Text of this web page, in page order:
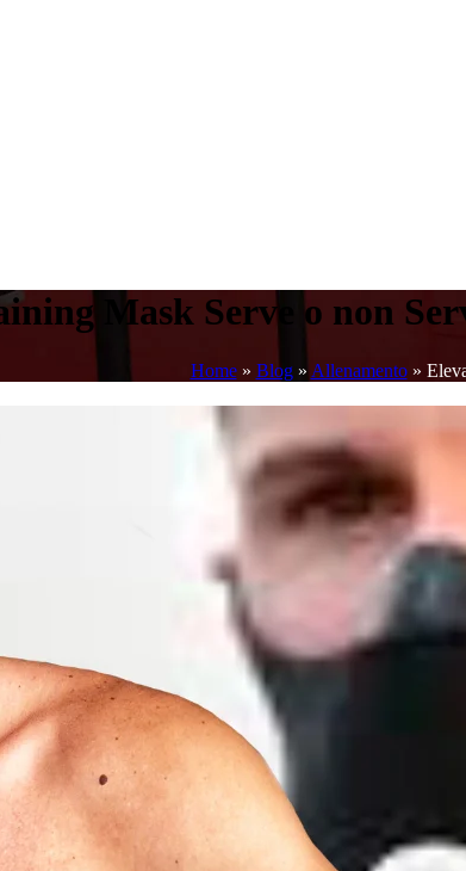
Mask Serve o non
Home» Blog» Allenamento»